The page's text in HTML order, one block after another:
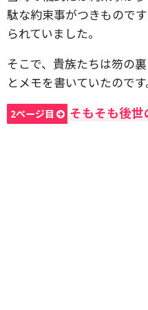
駄な約束事がつきもので
られていました。
そこで、貴族たちは笏の
とメモを書いていたのです
2ページ目 そもそも後世